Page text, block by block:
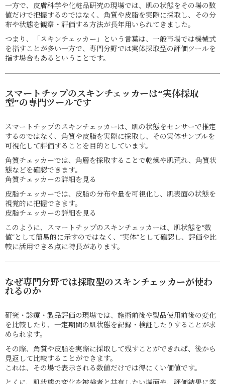
一方で、皮膚科学や化粧品研究の現場では、肌の状態をその場の数
値だけで把握するのではなく、角質や皮脂を実際に採取し、その分
布や状態を観察・評価する方法が長年用いられてきました。
つまり、「スキンチェッカー」という言葉は、一般市場では機械式
を指すことが多い一方で、専門分野では実体採取型の評価ツールを
指す場合もあるということです。
スマートチップのスキンチェッカーは“実体採取
型”の専門ツールです
スマートチップのスキンチェッカーは、肌の状態をセンサーで推定
するのではなく、角質や皮脂を実際に採取し、その実体サンプルを
可視化して評価することを目的としています。
角質チェッカーでは、角層を採取することで乾燥や肌荒れ、角質状
態などを確認できます。
角質チェッカーの詳細を見る
皮脂チェッカーでは、皮脂の分布や量を可視化し、肌表面の状態を
視覚的に把握できます。
皮脂チェッカーの詳細を見る
このように、スマートチップのスキンチェッカーは、肌状態を“数
値”として簡易的に示すのではなく、“実体”として確認し、評価や比
較に活用できる点に特長があります。
なぜ専門分野では採取型のスキンチェッカーが使わ
れるのか
研究・診療・製品評価の現場では、施術前後や製品使用前後の変化
を比較したり、一定期間の肌状態を記録・検証したりすることが求
められます。
その際、角質や皮脂を実際に採取して残すことができれば、後から
見返して比較することができます。
これは、その場で表示される数値だけでは得にくい価値です。